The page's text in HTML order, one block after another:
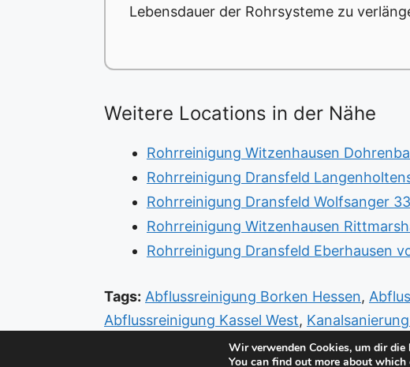
Lebensdauer der Rohrsysteme zu
Weitere Locations in der Nähe
Rohrreinigung Witzenhausen
Rohrreinigung Dransfeld
Rohrreinigung Dransfeld Wolfsanger
Rohrreinigung Witzenhausen
Rohrreinigung Dransfeld Eberhausen
Tags: Abflussreinigung Borken Hessen,
Abflussreinigung Kassel West,
Sanitär Vellmar Nord,Sanitär
Wir verwenden Cookies, um dir
You can find out more about